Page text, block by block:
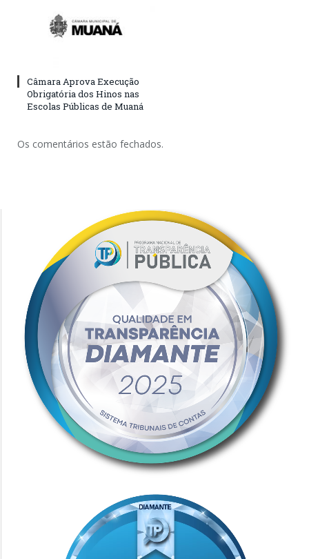
Câmara Aprova Execução
Obrigatória dos Hinos nas
Escolas Públicas de Muaná
Os comentários estão fechados.